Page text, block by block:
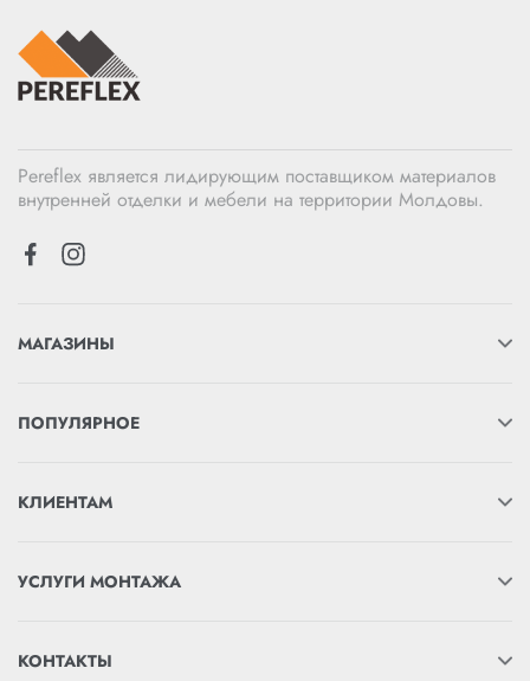
Pereflex является лидирующим поставщиком материалов
внутренней отделки и мебели на территории Молдовы.
МАГАЗИНЫ
ПОПУЛЯРНОЕ
КЛИЕНТАМ
УСЛУГИ МОНТАЖА
КОНТАКТЫ